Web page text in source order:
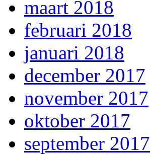
maart 2018
februari 2018
januari 2018
december 2017
november 2017
oktober 2017
september 2017